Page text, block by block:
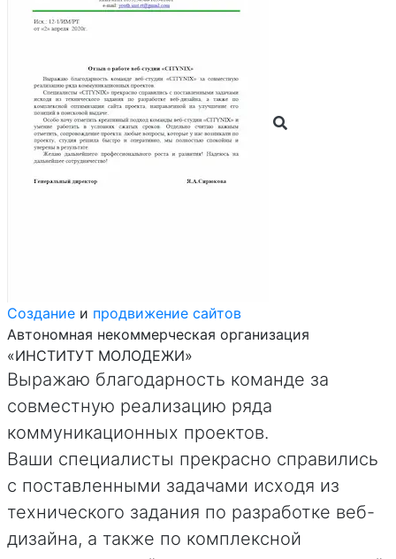
Создание и продвижение сайтов
Автономная некоммерческая организация
«ИНСТИТУТ МОЛОДЕЖИ»
Выражаю благодарность команде за
совместную реализацию ряда
коммуникационных проектов.
Ваши специалисты прекрасно справились
с поставленными задачами исходя из
технического задания по разработке веб-
дизайна, а также по комплексной